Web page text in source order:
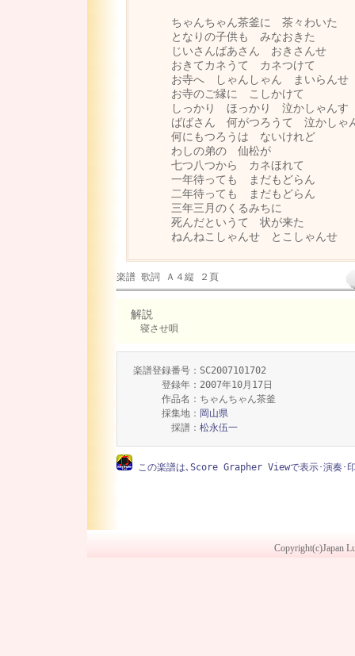
ちゃんちゃん茶釜に 茶々わいた
となりの子供も みなおきた
じいさんばあさん おきさんせ
おきてカネうて カネつけて
お寺へ しゃんしゃん まいらんせ
お寺のご縁に こしかけて
しっかり ほっかり 泣かしゃんす
ばばさん 何がつろうて 泣かしゃ
何にもつろうは ないけれど
わしの弟の 仙松が
七つ八つから カネほれて
一年待っても まだもどらん
二年待っても まだもどらん
三年三月のくるみちに
死んだというて 状が来た
ねんねこしゃんせ とこしゃんせ
楽譜 歌詞 Ａ４縦 ２頁
解説
寝させ唄
楽譜登録番号：SC2007101702
登録年：2007年10月17日
作品名：ちゃんちゃん茶釜
採集地： 岡山県
採譜： 松永伍一
この楽譜は､Score Grapher Viewで表示･演奏･
Copyright(c)Japan